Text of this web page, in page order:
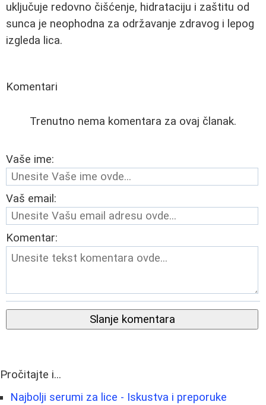
uključuje redovno čišćenje, hidrataciju i zaštitu od
sunca je neophodna za održavanje zdravog i lepog
izgleda lica.
Komentari
Trenutno nema komentara za ovaj članak.
Vaše ime:
Vaš email:
Komentar:
Slanje komentara
Pročitajte i...
Najbolji serumi za lice - Iskustva i preporuke